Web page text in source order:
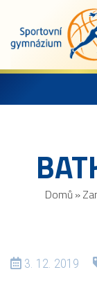
Domů »
3. 12. 2019